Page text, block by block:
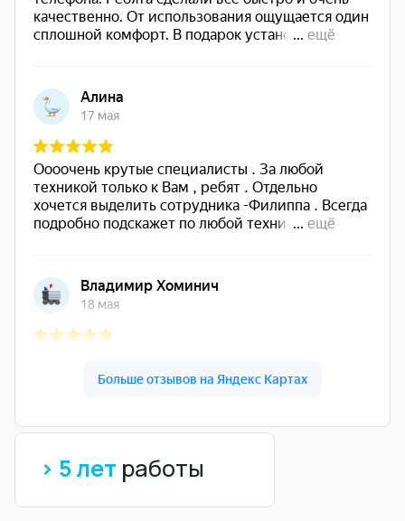
> 5 лет работы